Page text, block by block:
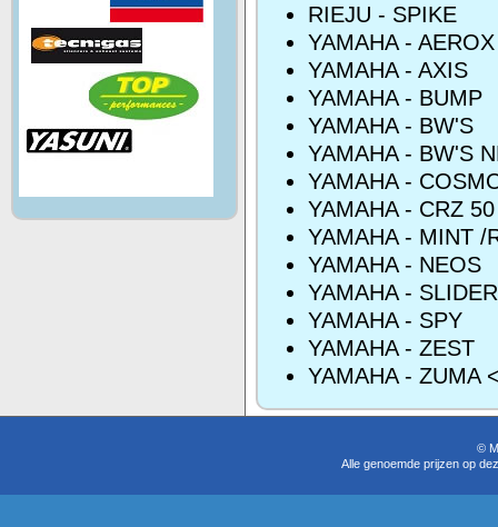
RIEJU - SPIKE
YAMAHA - AEROX
YAMAHA - AXIS
YAMAHA - BUMP
YAMAHA - BW'S
YAMAHA - BW'S
YAMAHA -
YAMAHA - CRZ 50
YAMAHA - MINT /
YAMAHA - NEOS
YAMAHA - SLIDER
YAMAHA - SPY
YAMAHA - ZEST
YAMAHA - ZUMA
©
Alle genoemde prijzen op